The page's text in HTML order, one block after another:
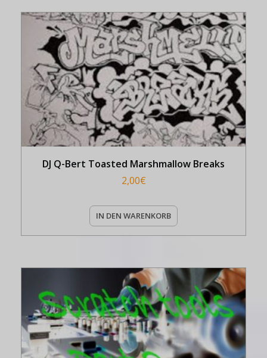
DJ Q-Bert Toasted Marshmallow Breaks
2,00€
IN DEN WARENKORB